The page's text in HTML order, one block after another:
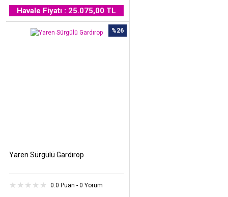
Havale Fiyatı : 25.075,00 TL
%26
Yaren Sürgülü Gardırop
0.0 Puan - 0 Yorum